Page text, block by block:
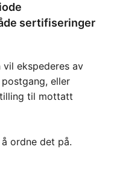
sertifiseringer
ekspederes av
eller
til mottatt
ordne det på.